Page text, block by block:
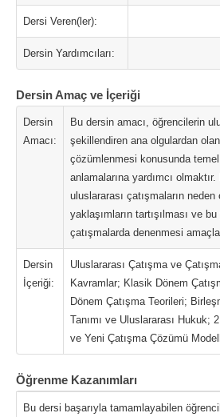
Dersi Veren(ler):
Dersin Yardımcıları:
Dersin Amaç ve İçeriği
Dersin
Amacı:
Bu dersin amacı, öğrencilerin
şekillendiren ana olgulardan
çözümlenmesi konusunda temel
anlamalarına yardımcı
uluslararası çatışmaların neden
yaklaşımların tartışılması ve
çatışmalarda denenmesi
Dersin
İçeriği:
Uluslararası Çatışma ve
Kavramlar; Klasik Dönem
Dönem Çatışma Teorileri;
Tanımı ve Uluslararası Hukuk;
ve Yeni Çatışma Çözümü
Öğrenme Kazanımları
Bu dersi başarıyla tamamlayabilen